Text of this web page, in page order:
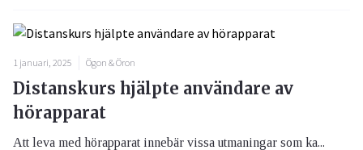
1 januari, 2025 Ögon & Öron
Distanskurs hjälpte användare av
hörapparat
Att leva med hörapparat innebär vissa utmaningar som ka...